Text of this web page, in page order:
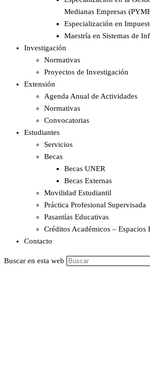
Medianas Empresas
Especialización en
Maestría en Sistemas de
Investigación
Normativas
Proyectos de Investigación
Extensión
Agenda Anual de Actividades
Normativas
Convocatorias
Estudiantes
Servicios
Becas
Becas UNER
Becas Externas
Movilidad Estudiantil
Práctica Profesional Supervisada
Pasantías Educativas
Créditos Académicos – Espacios
Contacto
Buscar en esta web